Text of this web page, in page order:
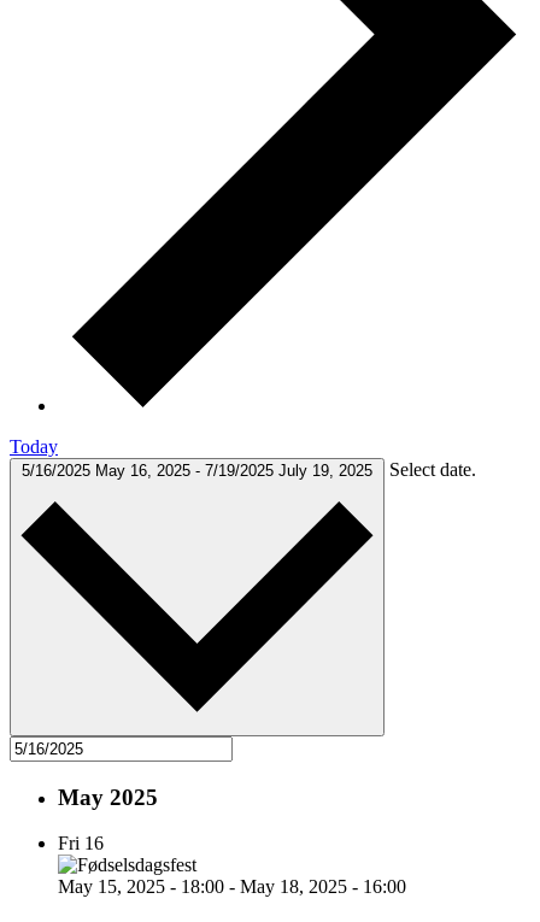
Today
5/16/2025 May 16, 2025 - 7/19/2025 July 19, 2025 Select date.
May 2025
Fri 16
May 15, 2025 - 18:00 - May 18, 2025 - 16:00